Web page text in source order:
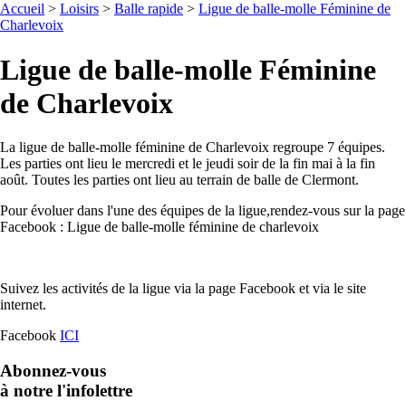
Accueil > Loisirs > Balle rapide > Ligue de balle-molle Féminine de
Charlevoix
Ligue de balle-molle Féminine
de Charlevoix
La ligue de balle-molle féminine de Charlevoix regroupe 7 équipes.
Les parties ont lieu le mercredi et le jeudi soir de la fin mai à la fin
août. Toutes les parties ont lieu au terrain de balle de Clermont.
Pour évoluer dans l'une des équipes de la ligue,rendez-vous sur la page
Facebook : Ligue de balle-molle féminine de charlevoix
Suivez les activités de la ligue via la page Facebook et via le site
internet.
Facebook ICI
Abonnez-vous
à notre l'infolettre